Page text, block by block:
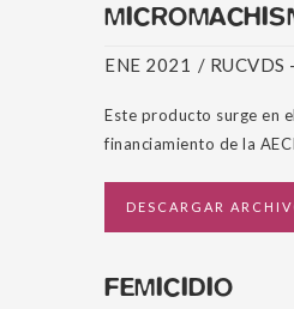
ENE 2021 / RUCVDS
Este producto surge en
financiamiento de la
DESCARGAR
FEMICIDIO